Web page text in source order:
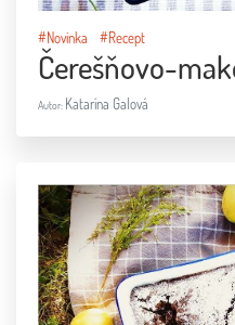
#Novinka #Recept
Čerešňovo-
Autor: Katarína Galová